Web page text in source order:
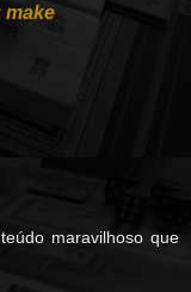
make
maravilhoso que